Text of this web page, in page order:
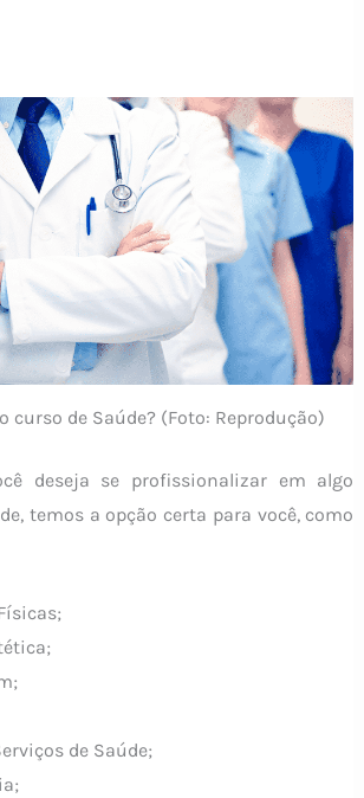
curso de Saúde? (Foto: Reprodução)
deseja se profissionalizar em algo
temos a opção certa para você, como
de Saúde;